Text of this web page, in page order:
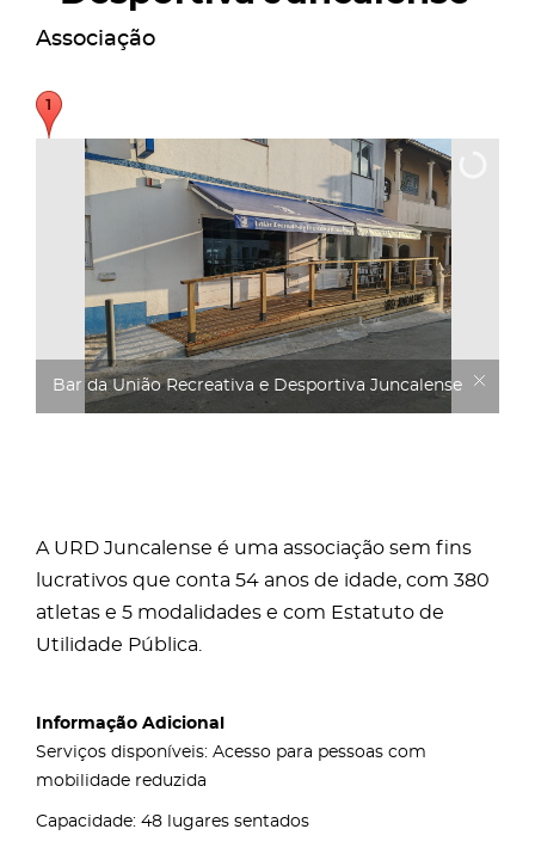
Associação
Bar da União Recreativa e Desportiva Juncalense
A URD Juncalense é uma associação sem fins
lucrativos que conta 54 anos de idade, com 380
atletas e 5 modalidades e com Estatuto de
Utilidade Pública.
Informação Adicional
Serviços disponíveis: Acesso para pessoas com
mobilidade reduzida
Capacidade: 48 lugares sentados